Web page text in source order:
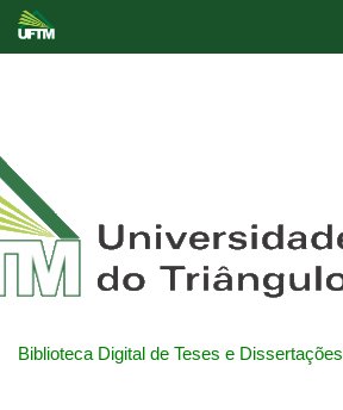
Biblioteca Digital de Teses e Dissertações